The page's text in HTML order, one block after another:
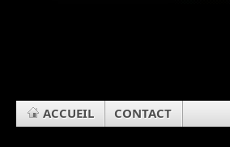
ACCUEIL CONTACT